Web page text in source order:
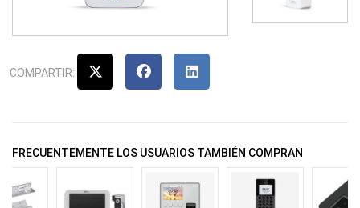
COMPARTIR:
FRECUENTEMENTE LOS USUARIOS TAMBIÉN COMPRAN